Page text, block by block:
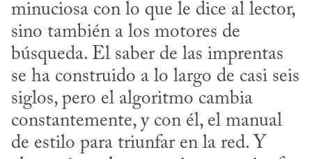
minuciosa con lo que le dice al lector,
sino también a los motores de
búsqueda. El saber de las imprentas
se ha construido a lo largo de casi seis
siglos, pero el algoritmo cambia
constantemente, y con él, el manual
de estilo para triunfar en la red. Y